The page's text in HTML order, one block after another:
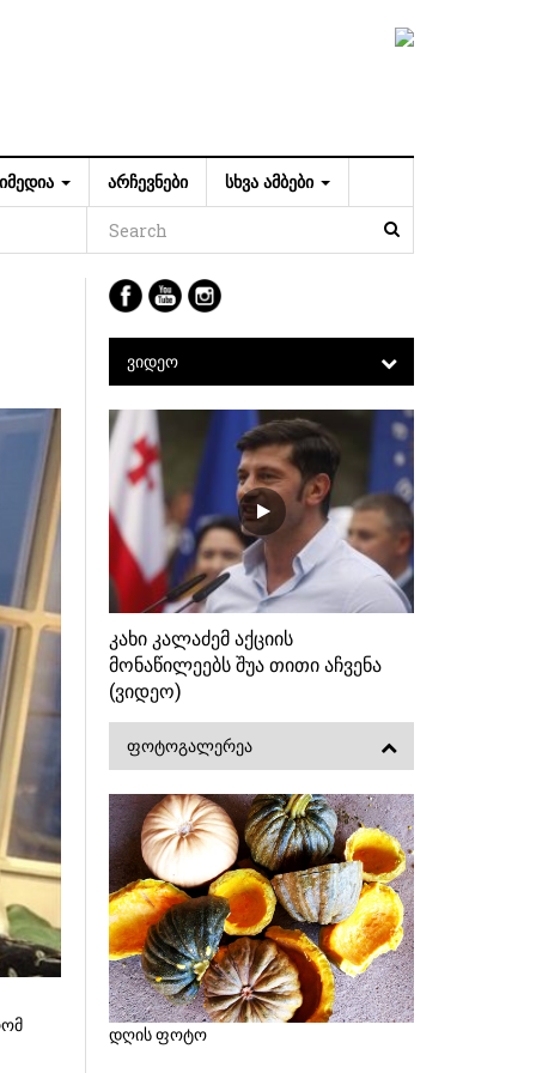
ᲐᲠᲩᲔᲕᲜᲔᲑᲘ ᲡᲮᲕᲐ ᲐᲛᲑᲔᲑᲘ
ᲕᲘᲓᲔᲝ
კახი კალაძემ აქციის
მონაწილეებს შუა თითი აჩვენა
(ვიდეო)
ᲤᲝᲢᲝᲒᲐᲚᲔᲠᲔᲐ
დღის ფოტო